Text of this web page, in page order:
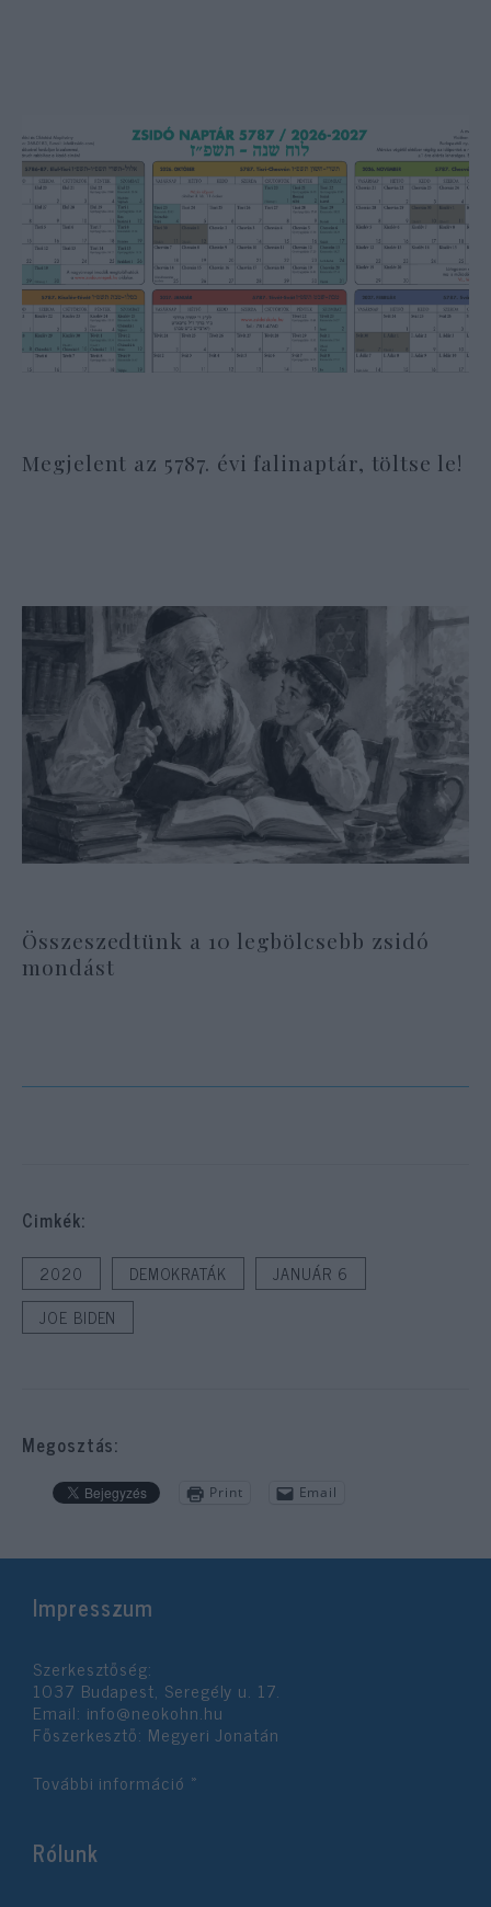
Megjelent az 5787. évi falinaptár, töltse le!
Összeszedtünk a 10 legbölcsebb zsidó
mondást
Cimkék:
2020 DEMOKRATÁK
JANUÁR 6
JOE BIDEN
Megosztás:
Print Email
Impresszum
Szerkesztőség:
1037 Budapest, Seregély u. 17.
Email: info@neokohn.hu
Főszerkesztő: Megyeri Jonatán
További információ »
Rólunk